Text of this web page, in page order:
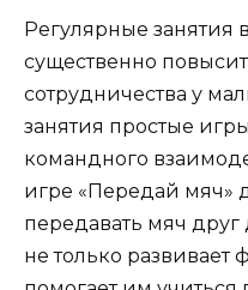
Регулярные занятия
существенно
сотрудничества у
занятия простые
командного
игре «Передай мяч»
передавать мяч друг
не только развивает